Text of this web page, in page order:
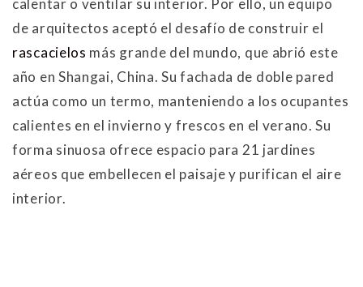
de arquitectos aceptó el desafío de construir el
rascacielos más grande del mundo, que abrió este
año en Shangai, China. Su fachada de doble pared
actúa como un termo, manteniendo a los ocupantes
calientes en el invierno y frescos en el verano. Su
forma sinuosa ofrece espacio para 21 jardines
aéreos que embellecen el paisaje y purifican el aire
interior.